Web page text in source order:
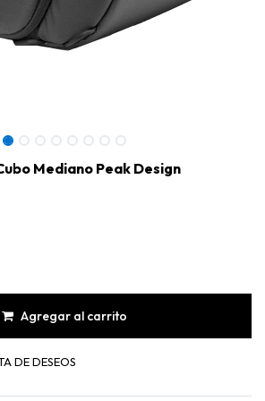
Mediano Peak Design
Agregar al carrito
DE DESEOS